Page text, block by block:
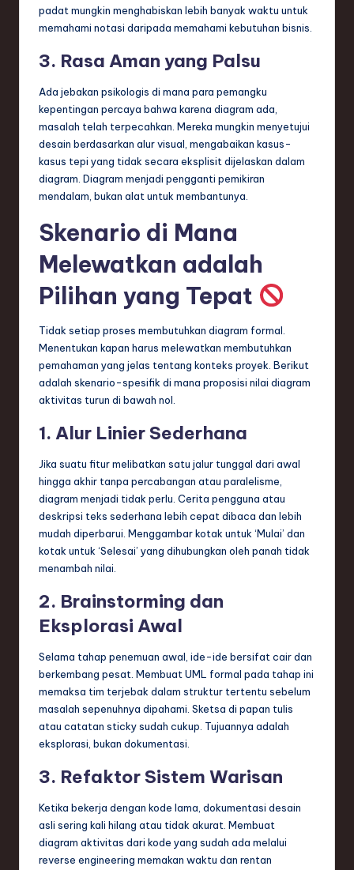
padat mungkin menghabiskan lebih banyak waktu untuk
memahami notasi daripada memahami kebutuhan bisnis.
3. Rasa Aman yang Palsu
Ada jebakan psikologis di mana para pemangku
kepentingan percaya bahwa karena diagram ada,
masalah telah terpecahkan. Mereka mungkin menyetujui
desain berdasarkan alur visual, mengabaikan kasus-
kasus tepi yang tidak secara eksplisit dijelaskan dalam
diagram. Diagram menjadi pengganti pemikiran
mendalam, bukan alat untuk membantunya.
Skenario di Mana
Melewatkan adalah
Pilihan yang Tepat
Tidak setiap proses membutuhkan diagram formal.
Menentukan kapan harus melewatkan membutuhkan
pemahaman yang jelas tentang konteks proyek. Berikut
adalah skenario-spesifik di mana proposisi nilai diagram
aktivitas turun di bawah nol.
1. Alur Linier Sederhana
Jika suatu fitur melibatkan satu jalur tunggal dari awal
hingga akhir tanpa percabangan atau paralelisme,
diagram menjadi tidak perlu. Cerita pengguna atau
deskripsi teks sederhana lebih cepat dibaca dan lebih
mudah diperbarui. Menggambar kotak untuk ‘Mulai’ dan
kotak untuk ‘Selesai’ yang dihubungkan oleh panah tidak
menambah nilai.
2. Brainstorming dan
Eksplorasi Awal
Selama tahap penemuan awal, ide-ide bersifat cair dan
berkembang pesat. Membuat UML formal pada tahap ini
memaksa tim terjebak dalam struktur tertentu sebelum
masalah sepenuhnya dipahami. Sketsa di papan tulis
atau catatan sticky sudah cukup. Tujuannya adalah
eksplorasi, bukan dokumentasi.
3. Refaktor Sistem Warisan
Ketika bekerja dengan kode lama, dokumentasi desain
asli sering kali hilang atau tidak akurat. Membuat
diagram aktivitas dari kode yang sudah ada melalui
reverse engineering memakan waktu dan rentan